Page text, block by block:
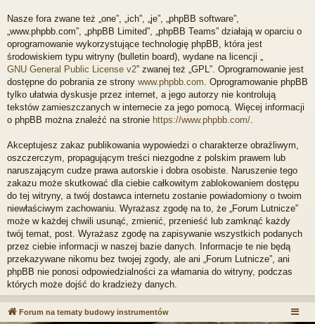
Nasze fora zwane też „one”, „ich”, „je”, „phpBB software”,
„www.phpbb.com”, „phpBB Limited”, „phpBB Teams” działają w oparciu o
oprogramowanie wykorzystujące technologię phpBB, która jest
środowiskiem typu witryny (bulletin board), wydane na licencji „
GNU General Public License v2” zwanej też „GPL”. Oprogramowanie jest
dostępne do pobrania ze strony www.phpbb.com. Oprogramowanie phpBB
tylko ułatwia dyskusje przez internet, a jego autorzy nie kontrolują
tekstów zamieszczanych w internecie za jego pomocą. Więcej informacji
o phpBB można znaleźć na stronie https://www.phpbb.com/.
Akceptujesz zakaz publikowania wypowiedzi o charakterze obraźliwym,
oszczerczym, propagującym treści niezgodne z polskim prawem lub
naruszającym cudze prawa autorskie i dobra osobiste. Naruszenie tego
zakazu może skutkować dla ciebie całkowitym zablokowaniem dostępu
do tej witryny, a twój dostawca internetu zostanie powiadomiony o twoim
niewłaściwym zachowaniu. Wyrażasz zgodę na to, że „Forum Lutnicze”
może w każdej chwili usunąć, zmienić, przenieść lub zamknąć każdy
twój temat, post. Wyrażasz zgodę na zapisywanie wszystkich podanych
przez ciebie informacji w naszej bazie danych. Informacje te nie będą
przekazywane nikomu bez twojej zgody, ale ani „Forum Lutnicze”, ani
phpBB nie ponosi odpowiedzialności za włamania do witryny, podczas
których może dojść do kradzieży danych.
Forum na tematy budowy instrumentów